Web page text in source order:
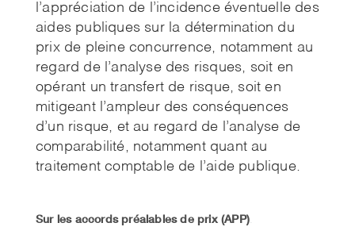
l’appréciation de l’incidence éventuelle des
aides publiques sur la détermination du
prix de pleine concurrence, notamment au
regard de l’analyse des risques, soit en
opérant un transfert de risque, soit en
mitigeant l’ampleur des conséquences
d’un risque, et au regard de l’analyse de
comparabilité, notamment quant au
traitement comptable de l’aide publique.
Sur les accords préalables de prix (APP)